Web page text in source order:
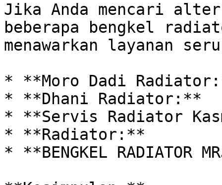
Jika Anda mencari
beberapa bengkel
menawarkan layanan
* **Moro Dadi
* **Dhani Radiator:**
* **Servis Radiator
* **Radiator:**
* **BENGKEL RADIATOR